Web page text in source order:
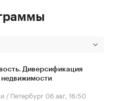
Диверсификация
/ Петербург 06 авг, 16:50